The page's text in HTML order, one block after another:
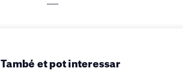
També et pot interessar